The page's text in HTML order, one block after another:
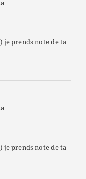
je prends note de ta
je prends note de ta